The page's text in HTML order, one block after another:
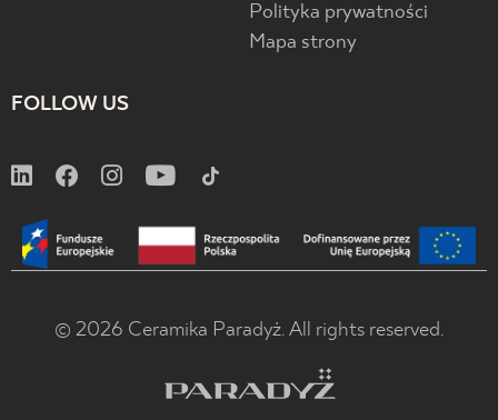
Polityka prywatności
Mapa strony
FOLLOW US
© 2026 Ceramika Paradyż. All rights reserved.